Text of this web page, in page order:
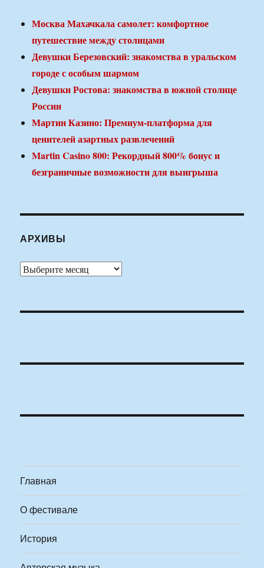
Москва Махачкала самолет: комфортное
путешествие между столицами
Девушки Березовский: знакомства в уральском
городе с особым шармом
Девушки Ростова: знакомства в южной столице
России
Мартин Казино: Премиум-платформа для
ценителей азартных развлечений
Martin Casino 800: Рекордный 800% бонус и
безграничные возможности для выигрыша
АРХИВЫ
Архивы
Главная
О фестивале
История